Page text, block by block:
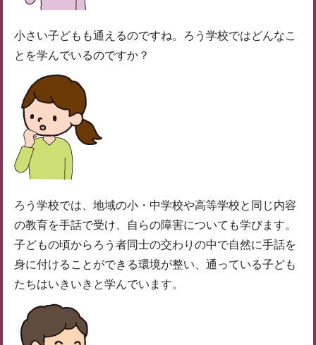
小さい子どもも通えるのですね。ろう学校ではどんなこ
とを学んでいるのですか？
ろう学校では、地域の小・中学校や高等学校と同じ内容
の教育を手話で受け、自らの障害についても学びます。
子どもの頃からろう者同士の交わりの中で自然に手話を
身に付けることができる環境が整い、通っている子ども
たちはいきいきと学んでいます。